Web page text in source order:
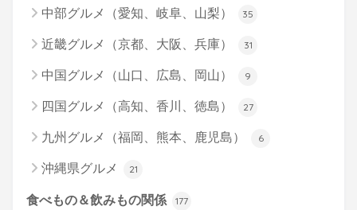
中部グルメ（愛知、岐阜、山梨） 35
近畿グルメ（京都、大阪、兵庫） 31
中国グルメ（山口、広島、岡山） 9
四国グルメ（高知、香川、徳島） 27
九州グルメ（福岡、熊本、鹿児島） 6
沖縄県グルメ 21
食べもの＆飲みもの関係 177